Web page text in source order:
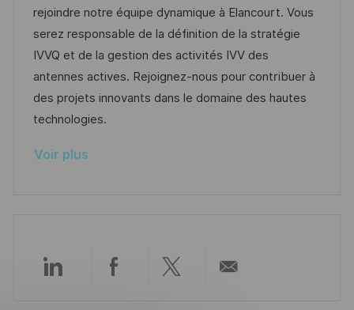
l
i
s
a
t
i
n
d
’
a
f
f
é
r
e
n
c
e
u
e
é
g
o
r
i
rejoindre notre équipe dynamique à Elancourt. Vous
serez responsable de la définition de la stratégie
IVVQ et de la gestion des activités IVV des
antennes actives. Rejoignez-nous pour contribuer à
des projets innovants dans le domaine des hautes
technologies.
Voir plus
PartagerPartagerPartager